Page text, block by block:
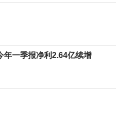
年一季报净利2.64亿续增